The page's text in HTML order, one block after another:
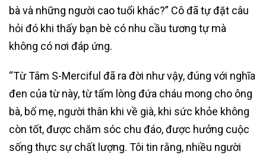
bà và những người cao tuổi khác?” Cô đã tự đặt câu
hỏi đó khi thấy bạn bè có nhu cầu tương tự mà
không có nơi đáp ứng.
“Từ Tâm S-Merciful đã ra đời như vậy, đúng với nghĩa
đen của từ này, từ tấm lòng đứa cháu mong cho ông
bà, bố mẹ, người thân khi về già, khi sức khỏe không
còn tốt, được chăm sóc chu đáo, được hưởng cuộc
sống thực sự chất lượng. Tôi tin rằng, nhiều người